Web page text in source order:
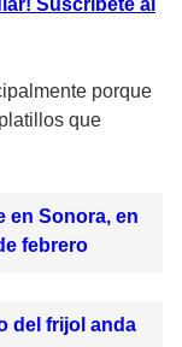
Suscríbete al
porque
que
en Sonora, en
febrero
del frijol anda